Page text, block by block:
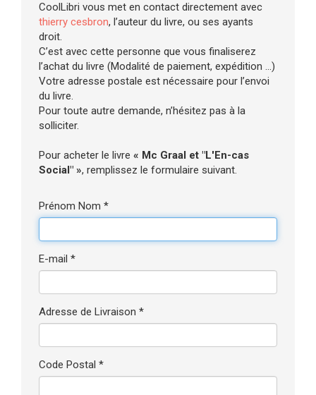
CoolLibri vous met en contact directement avec
thierry cesbron, l’auteur du livre, ou ses ayants
droit.
C’est avec cette personne que vous finaliserez
l’achat du livre (Modalité de paiement, expédition ...)
Votre adresse postale est nécessaire pour l’envoi
du livre.
Pour toute autre demande, n’hésitez pas à la
solliciter.
Pour acheter le livre « Mc Graal et "L'En-cas
Social" », remplissez le formulaire suivant.
Prénom Nom *
E-mail *
Adresse de Livraison *
Code Postal *